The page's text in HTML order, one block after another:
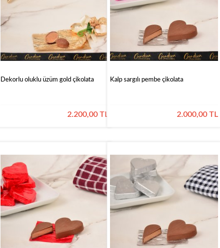
Dekorlu oluklu üzüm gold çikolata
2.200,00 TL
Kalp sargılı pembe çikolata
2.000,00 TL